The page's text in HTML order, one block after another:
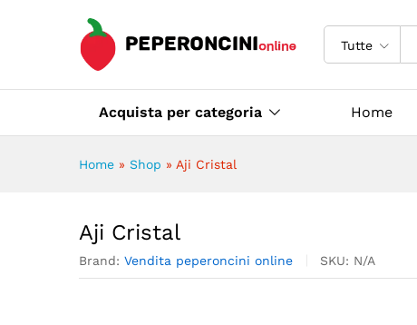
Tutte
Acquista per categoria Home
Home » Shop » Aji Cristal
Aji Cristal
Brand: Vendita peperoncini online SKU: N/A